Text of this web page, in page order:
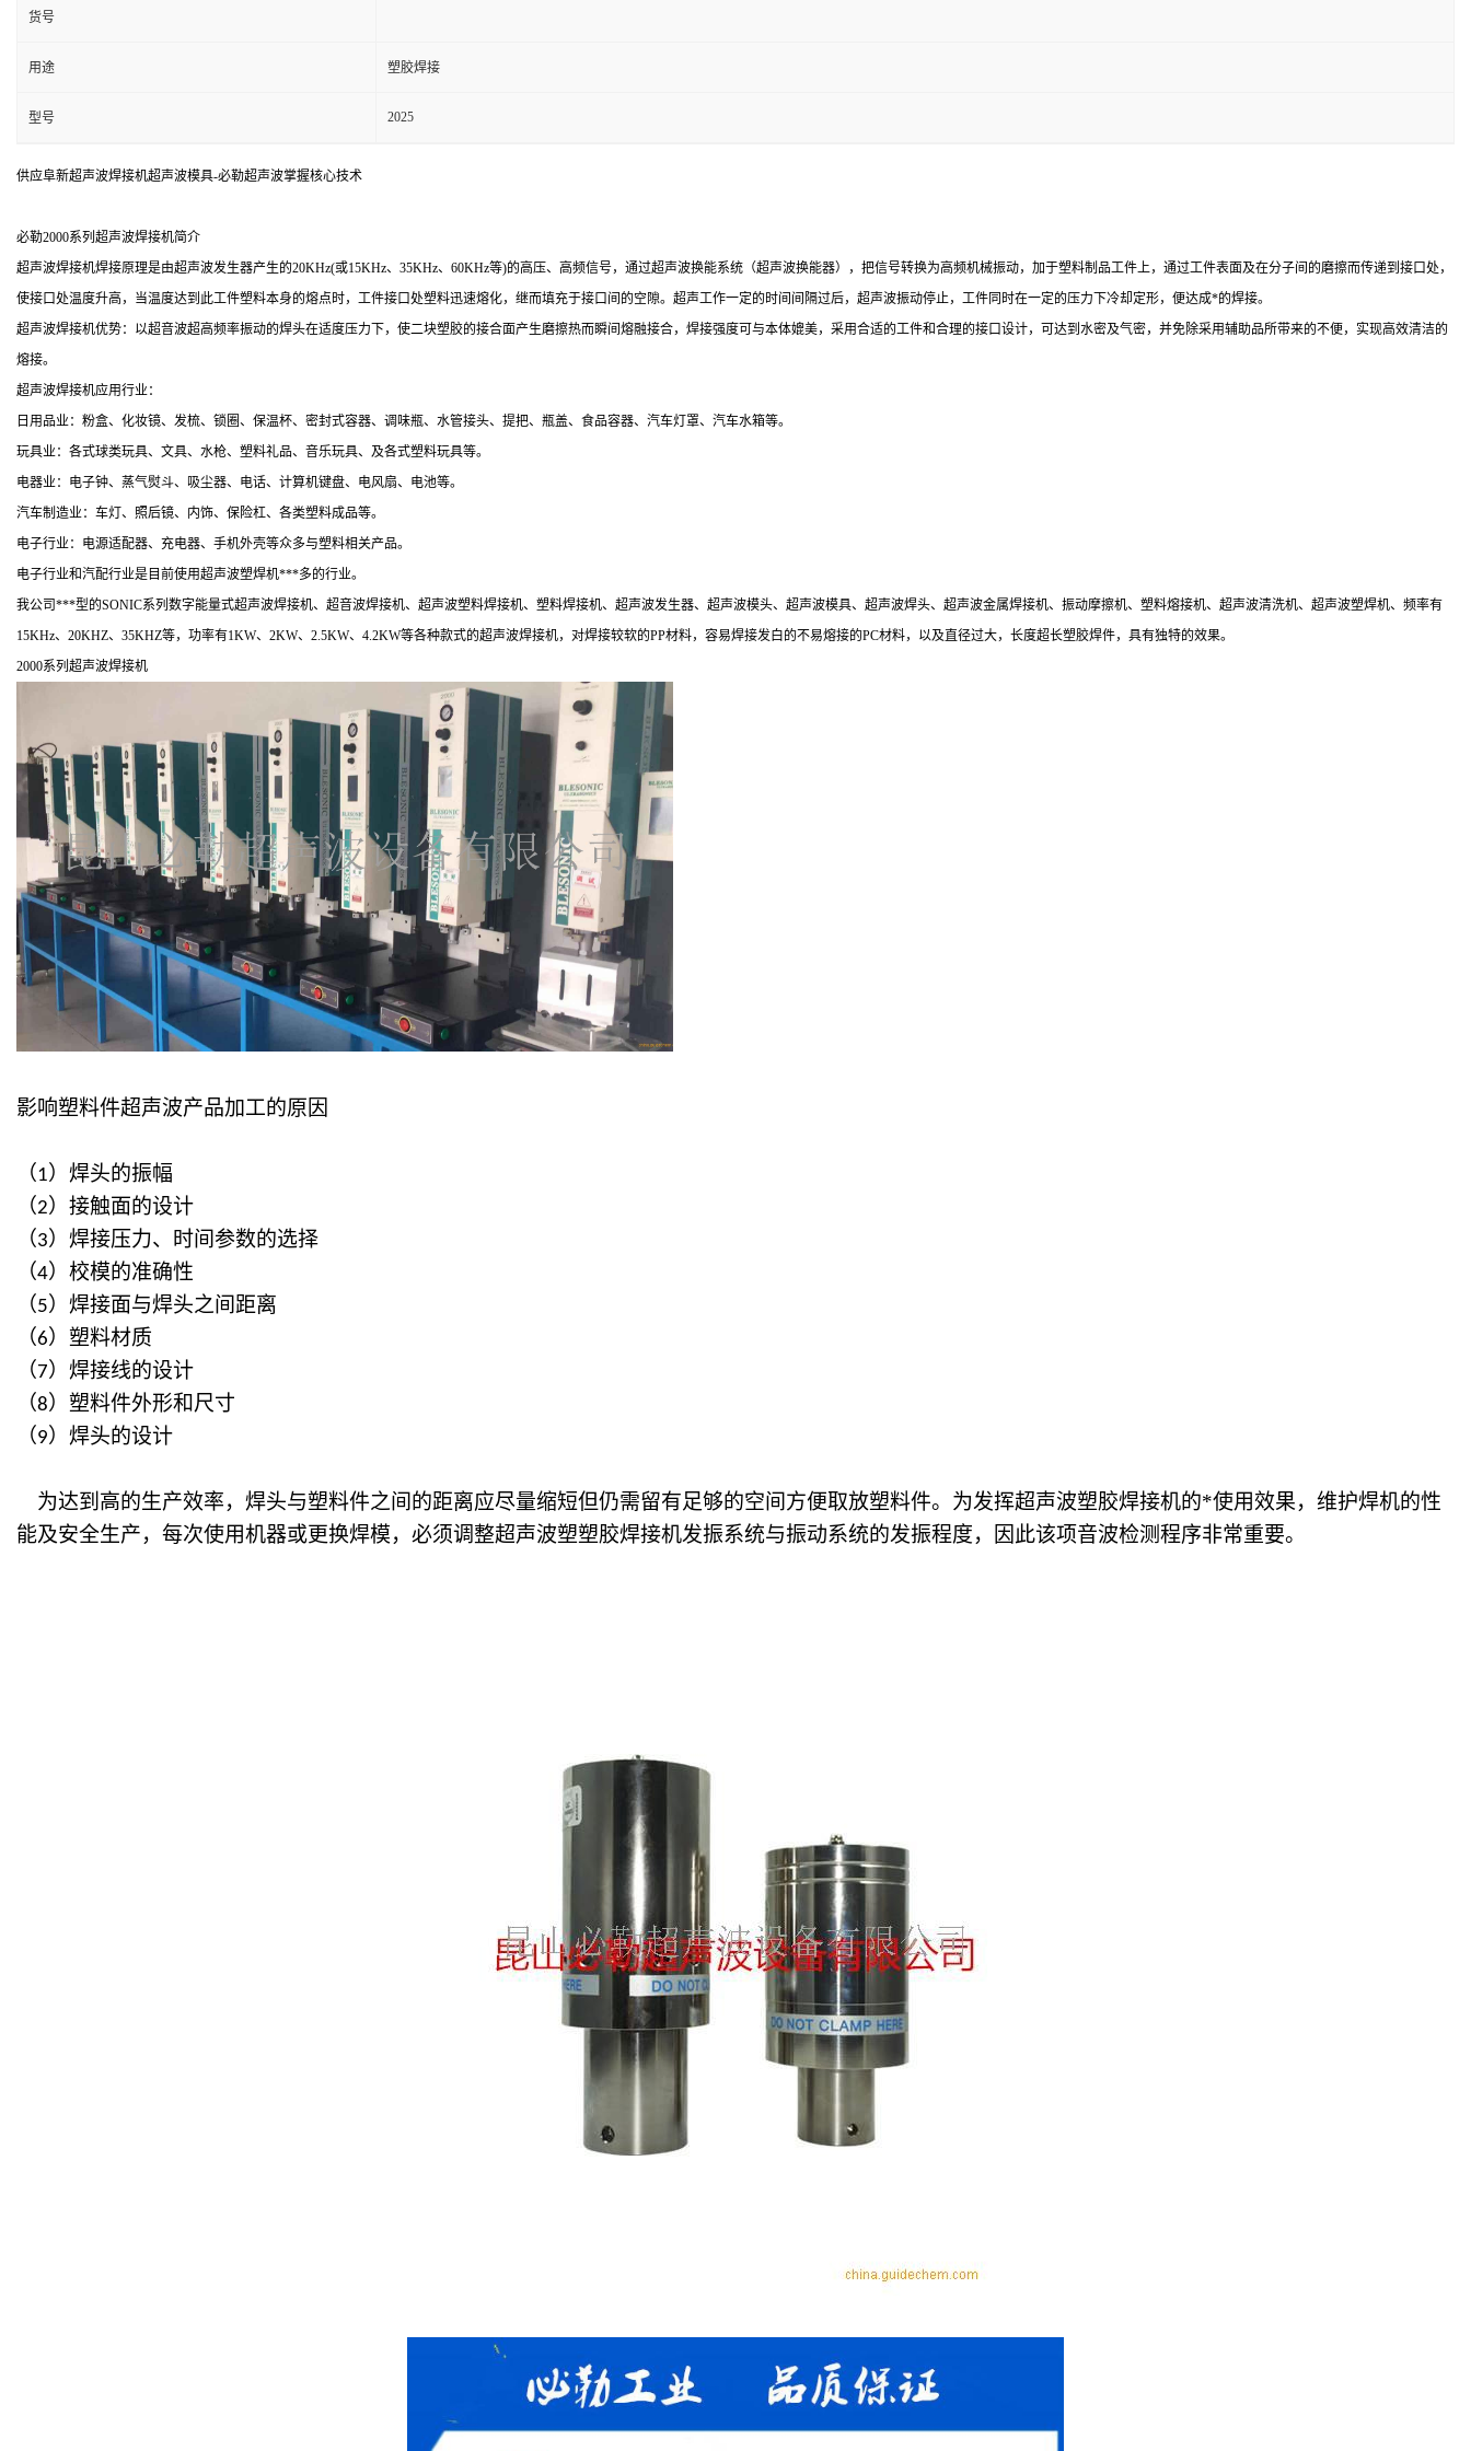
货号
用途 塑胶焊接
型号 2025
供应阜新超声波焊接机超声波模具-必勒超声波掌握核心技术
必勒2000系列超声波焊接机简介
超声波焊接机焊接原理是由超声波发生器产生的20KHz(或15KHz、35KHz、60KHz等)的高压、高频信号，通过超声波换能系统（超声波换能器），把信号转换为高频机械振动，加于塑料制品工件上，通过工件表面及在分子间的磨擦而传递到接口处，
使接口处温度升高，当温度达到此工件塑料本身的熔点时，工件接口处塑料迅速熔化，继而填充于接口间的空隙。超声工作一定的时间间隔过后，超声波振动停止，工件同时在一定的压力下冷却定形，便达成*的焊接。
超声波焊接机优势：以超音波超高频率振动的焊头在适度压力下，使二块塑胶的接合面产生磨擦热而瞬间熔融接合，焊接强度可与本体媲美，采用合适的工件和合理的接口设计，可达到水密及气密，并免除采用辅助品所带来的不便，实现高效清洁的
熔接。
超声波焊接机应用行业：
日用品业：粉盒、化妆镜、发梳、锁圈、保温杯、密封式容器、调味瓶、水管接头、提把、瓶盖、食品容器、汽车灯罩、汽车水箱等。
玩具业：各式球类玩具、文具、水枪、塑料礼品、音乐玩具、及各式塑料玩具等。
电器业：电子钟、蒸气熨斗、吸尘器、电话、计算机键盘、电风扇、电池等。
汽车制造业：车灯、照后镜、内饰、保险杠、各类塑料成品等。
电子行业：电源适配器、充电器、手机外壳等众多与塑料相关产品。
电子行业和汽配行业是目前使用超声波塑焊机***多的行业。
我公司***型的SONIC系列数字能量式超声波焊接机、超音波焊接机、超声波塑料焊接机、塑料焊接机、超声波发生器、超声波模头、超声波模具、超声波焊头、超声波金属焊接机、振动摩擦机、塑料熔接机、超声波清洗机、超声波塑焊机、频率有
15KHz、20KHZ、35KHZ等，功率有1KW、2KW、2.5KW、4.2KW等各种款式的超声波焊接机，对焊接较软的PP材料，容易焊接发白的不易熔接的PC材料，以及直径过大，长度超长塑胶焊件，具有独特的效果。
2000系列超声波焊接机
影响塑料件超声波产品加工的原因
（1）焊头的振幅
（2）接触面的设计
（3）焊接压力、时间参数的选择
（4）校模的准确性
（5）焊接面与焊头之间距离
（6）塑料材质
（7）焊接线的设计
（8）塑料件外形和尺寸
（9）焊头的设计
为达到高的生产效率，焊头与塑料件之间的距离应尽量缩短但仍需留有足够的空间方便取放塑料件。为发挥超声波塑胶焊接机的*使用效果，维护焊机的性
能及安全生产，每次使用机器或更换焊模，必须调整超声波塑塑胶焊接机发振系统与振动系统的发振程度，因此该项音波检测程序非常重要。